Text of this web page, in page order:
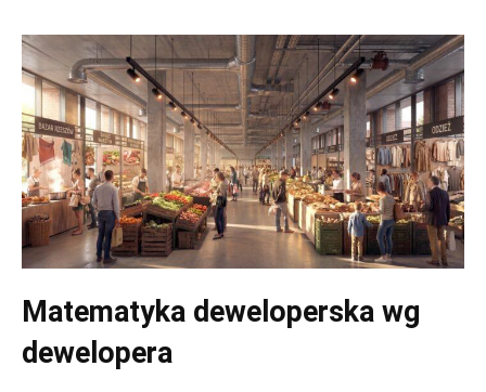
Matematyka deweloperska wg
dewelopera